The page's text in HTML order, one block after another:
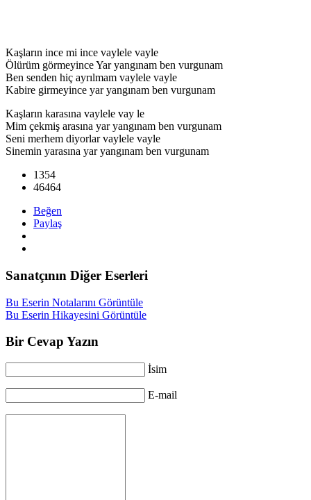
Kaşların ince mi ince vaylele vayle
Ölürüm görmeyince Yar yangınam ben vurgunam
Ben senden hiç ayrılmam vaylele vayle
Kabire girmeyince yar yangınam ben vurgunam
Kaşların karasına vaylele vay le
Mim çekmiş arasına yar yangınam ben vurgunam
Seni merhem diyorlar vaylele vayle
Sinemin yarasına yar yangınam ben vurgunam
1354
46464
Beğen
Paylaş
Sanatçının Diğer Eserleri
Bu Eserin Notalarını Görüntüle
Bu Eserin Hikayesini Görüntüle
Bir Cevap Yazın
İsim
E-mail